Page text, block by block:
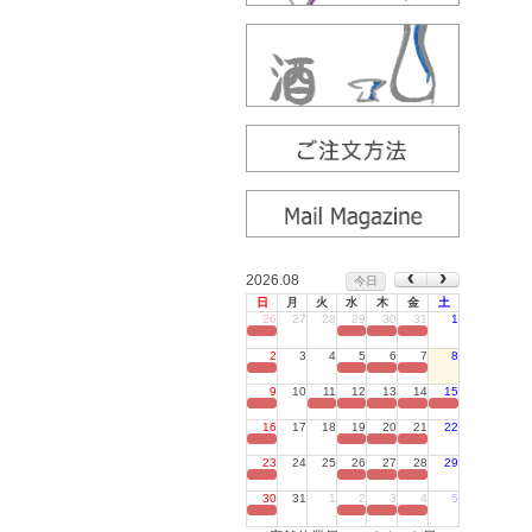
2026.08
今日
日
月 火 水 木 金
土
26
27 28 29 30 31 1
2 3 4 5 6 7 8
9 10 11 12 13 14 15
16 17 18 19 20 21 22
23 24 25 26 27 28 29
30 31 1 2 3 4 5